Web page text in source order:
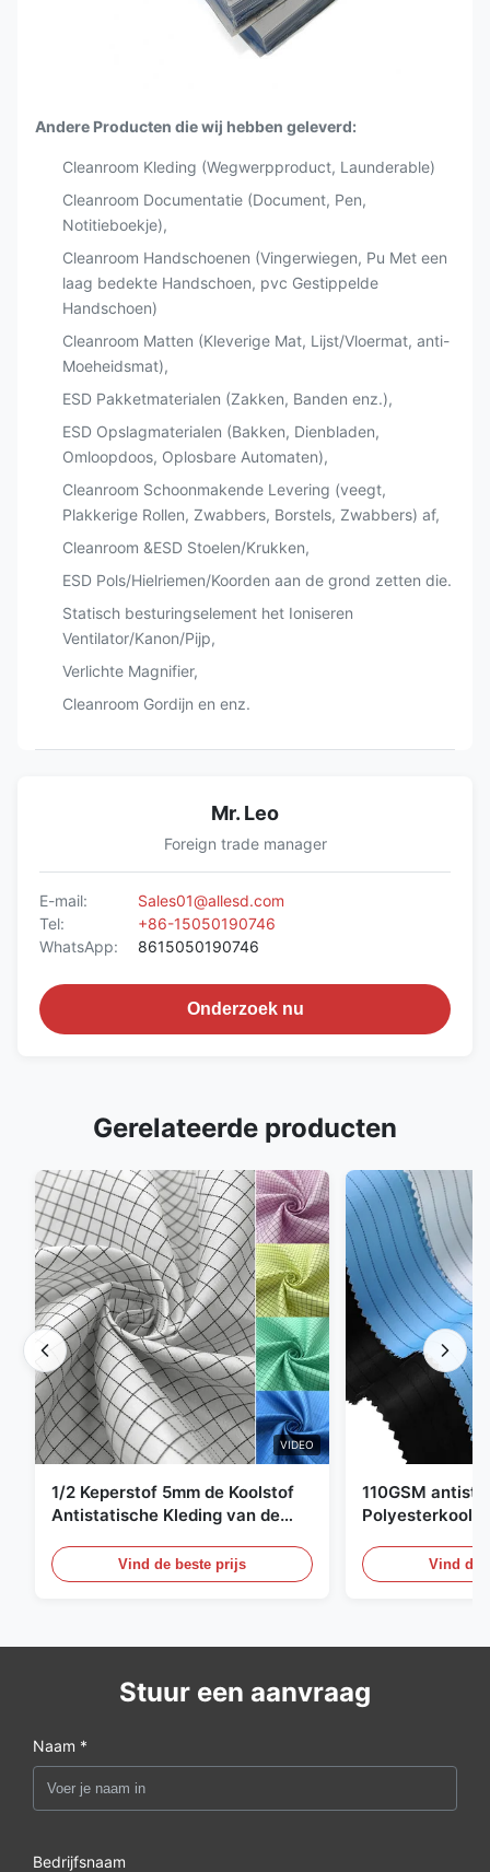
Andere Producten die wij hebben geleverd:
Cleanroom Kleding (Wegwerpproduct, Launderable)
Cleanroom Documentatie (Document, Pen,
Notitieboekje),
Cleanroom Handschoenen (Vingerwiegen, Pu Met een
laag bedekte Handschoen, pvc Gestippelde
Handschoen)
Cleanroom Matten (Kleverige Mat, Lijst/Vloermat, anti-
Moeheidsmat),
ESD Pakketmaterialen (Zakken, Banden enz.),
ESD Opslagmaterialen (Bakken, Dienbladen,
Omloopdoos, Oplosbare Automaten),
Cleanroom Schoonmakende Levering (veegt,
Plakkerige Rollen, Zwabbers, Borstels, Zwabbers) af,
Cleanroom &ESD Stoelen/Krukken,
ESD Pols/Hielriemen/Koorden aan de grond zetten die.
Statisch besturingselement het Ioniseren
Ventilator/Kanon/Pijp,
Verlichte Magnifier,
Cleanroom Gordijn en enz.
Mr. Leo
Foreign trade manager
E-mail:
Sales01@allesd.com
Tel:
+86-15050190746
WhatsApp:
8615050190746
Onderzoek nu
Gerelateerde producten
VIDEO
1/2 Keperstof 5mm de Koolstof
Antistatische Kleding van de
Vind de beste prijs
110GSM
Vind de
Stuur een aanvraag
Naam *
Bedrijfsnaam